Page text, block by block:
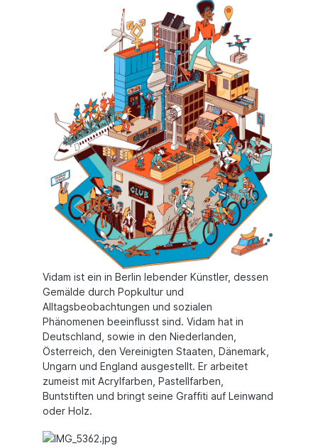
Vidam ist ein in Berlin lebender Künstler, dessen
Gemälde durch Popkultur und
Alltagsbeobachtungen und sozialen
Phänomenen beeinflusst sind. Vidam hat in
Deutschland, sowie in den Niederlanden,
Österreich, den Vereinigten Staaten, Dänemark,
Ungarn und England ausgestellt. Er arbeitet
zumeist mit Acrylfarben, Pastellfarben,
Buntstiften und bringt seine Graffiti auf Leinwand
oder Holz.